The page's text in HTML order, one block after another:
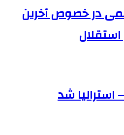
در خصوص آخرین
استرالیا شد